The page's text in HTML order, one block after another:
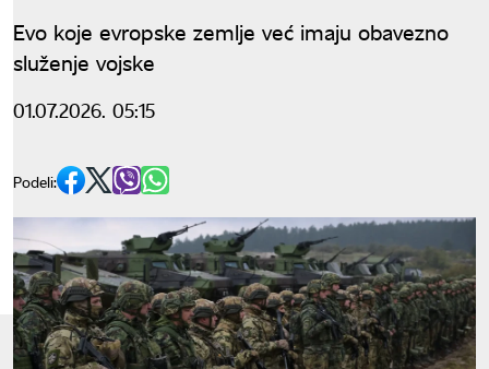
Evo koje evropske zemlje već imaju obavezno
služenje vojske
01.07.2026. 05:15
Podeli: